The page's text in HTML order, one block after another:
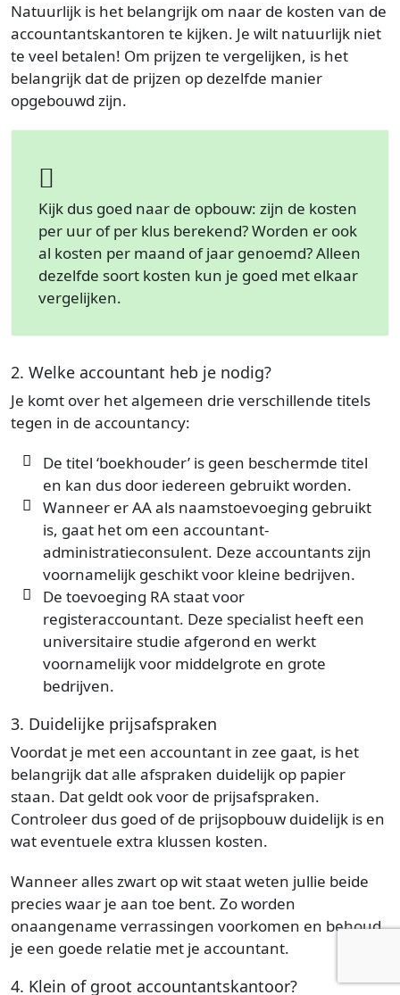
Natuurlijk is het belangrijk om naar de kosten van de
accountantskantoren te kijken. Je wilt natuurlijk niet
te veel betalen! Om prijzen te vergelijken, is het
belangrijk dat de prijzen op dezelfde manier
opgebouwd zijn.
Kijk dus goed naar de opbouw: zijn de kosten
per uur of per klus berekend? Worden er ook
al kosten per maand of jaar genoemd? Alleen
dezelfde soort kosten kun je goed met elkaar
vergelijken.
2. Welke accountant heb je nodig?
Je komt over het algemeen drie verschillende titels
tegen in de accountancy:
De titel ‘boekhouder’ is geen beschermde titel
en kan dus door iedereen gebruikt worden.
Wanneer er AA als naamstoevoeging gebruikt
is, gaat het om een accountant-
administratieconsulent. Deze accountants zijn
voornamelijk geschikt voor kleine bedrijven.
De toevoeging RA staat voor
registeraccountant. Deze specialist heeft een
universitaire studie afgerond en werkt
voornamelijk voor middelgrote en grote
bedrijven.
3. Duidelijke prijsafspraken
Voordat je met een accountant in zee gaat, is het
belangrijk dat alle afspraken duidelijk op papier
staan. Dat geldt ook voor de prijsafspraken.
Controleer dus goed of de prijsopbouw duidelijk is en
wat eventuele extra klussen kosten.
Wanneer alles zwart op wit staat weten jullie beide
precies waar je aan toe bent. Zo worden
onaangename verrassingen voorkomen en behoud
je een goede relatie met je accountant.
4. Klein of groot accountantskantoor?